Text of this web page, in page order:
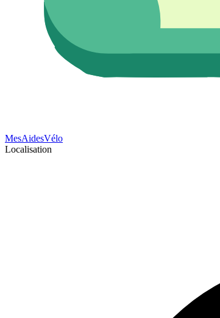
MesAidesVélo
Localisation